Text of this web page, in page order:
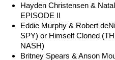
Hayden Christensen &
EPISODE II
Eddie Murphy & Robert
SPY) or Himself Cloned
NASH)
Britney Spears & Anson